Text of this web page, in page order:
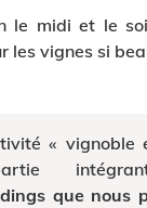
le midi et le
les vignes si
« vignoble
que nous